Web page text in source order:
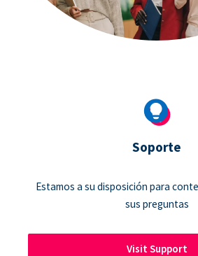
Soporte
Estamos a su disposición para
sus preguntas
Visit Support